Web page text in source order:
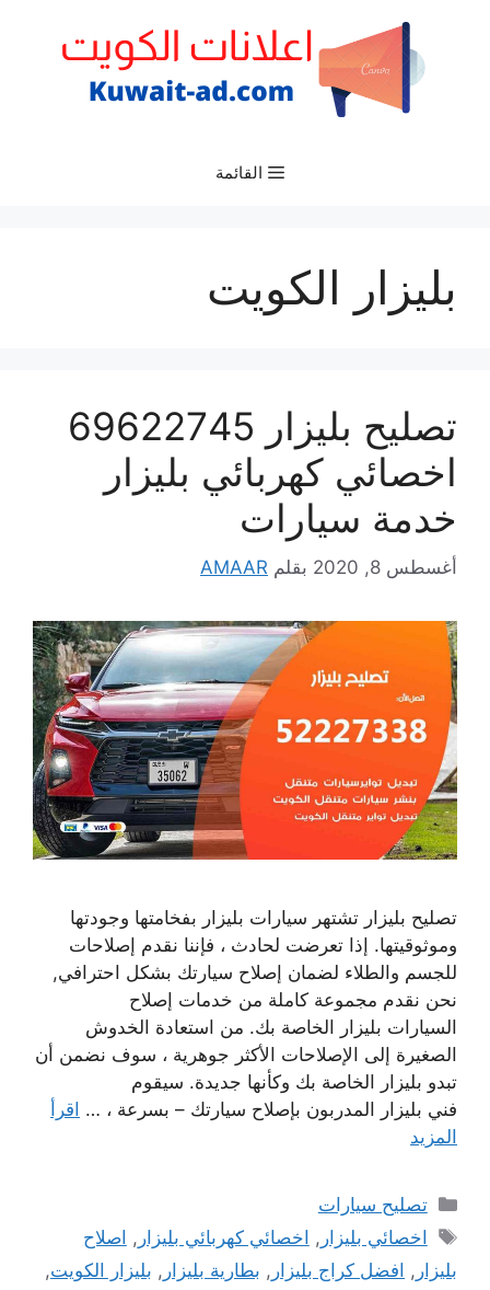
القائمة
بليزار الكويت
تصليح بليزار 69622745
اخصائي كهربائي بليزار
خدمة سيارات
أغسطس 8, 2020 بقلم AMAAR
تصليح بليزار تشتهر سيارات بليزار بفخامتها وجودتها
وموثوقيتها. إذا تعرضت لحادث ، فإننا نقدم إصلاحات
للجسم والطلاء لضمان إصلاح سيارتك بشكل احترافي,
نحن نقدم مجموعة كاملة من خدمات إصلاح
السيارات بليزار الخاصة بك. من استعادة الخدوش
الصغيرة إلى الإصلاحات الأكثر جوهرية ، سوف نضمن أن
تبدو بليزار الخاصة بك وكأنها جديدة. سيقوم
فني بليزار المدربون بإصلاح سيارتك – بسرعة ، … اقرأ
المزيد
التصنيفات
تصليح سيارات
الوسوم
اخصائي بليزار , اخصائي كهربائي بليزار , اصلاح
بليزار , افضل كراج بليزار , بطارية بليزار , بليزار الكويت,